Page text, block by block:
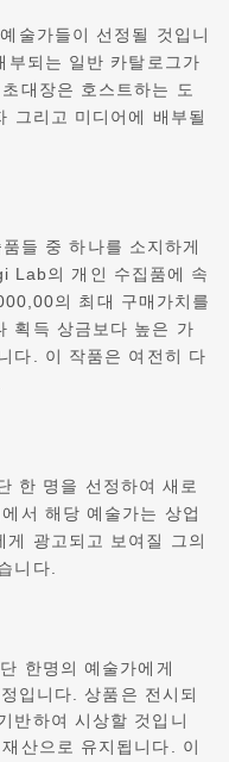
술가들이 선정될 것입니
되는 일반 카탈로그가
대장은 호스트하는 도
그리고 미디어에 배부될
들 중 하나를 소지하게
Lab의 개인 수집품에 속
의 최대 구매가치를
획득 상금보다 높은 가
다. 이 작품은 여전히 다
한 명을 선정하여 새로
서 해당 예술가는 상업
광고되고 보여질 그의
니다.
한명의 예술가에게
입니다. 상품은 전시되
반하여 시상할 것입니
산으로 유지됩니다. 이